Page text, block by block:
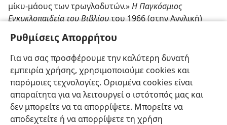
Ρυθμίσεις Απορρήτου
Για να σας προσφέρουμε την καλύτερη δυνατή
εμπειρία χρήσης, χρησιμοποιούμε cookies και
παρόμοιες τεχνολογίες. Ορισμένα cookies είναι
απαραίτητα για να λειτουργεί ο ιστότοπός μας και
δεν μπορείτε να τα απορρίψετε. Μπορείτε να
αποδεχτείτε ή να απορρίψετε τη χρήση
μίκυ-μάους των τρωγλοδυτών.»Η Παγκόσμιος
Εγκυκλοπαιδεία του Βιβλίουτου 1966 (στην Αγγλική)
σώματα των Νεαντερταλίων ανδρών και γυναικών
ήσαν τελείως ανθρώπινα, πλήρως όρθια, και πολύ
μυώδη. Οι εγκέφαλοί των ήσαν τόσο μεγάλοι όσο οι
εγκέφαλοι του νεωτέρου ανθρώπου».